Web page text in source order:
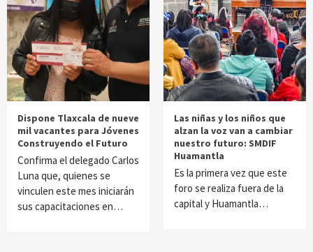
Dispone Tlaxcala de nueve
mil vacantes para Jóvenes
Construyendo el Futuro
Confirma el delegado Carlos
Luna que, quienes se
vinculen este mes iniciarán
sus capacitaciones en…
Las niñas y los niños que
alzan la voz van a cambiar
nuestro futuro: SMDIF
Huamantla
Es la primera vez que este
foro se realiza fuera de la
capital y Huamantla…